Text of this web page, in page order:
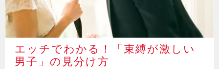
エッチでわかる！「束縛が激しい
男子」の見分け方